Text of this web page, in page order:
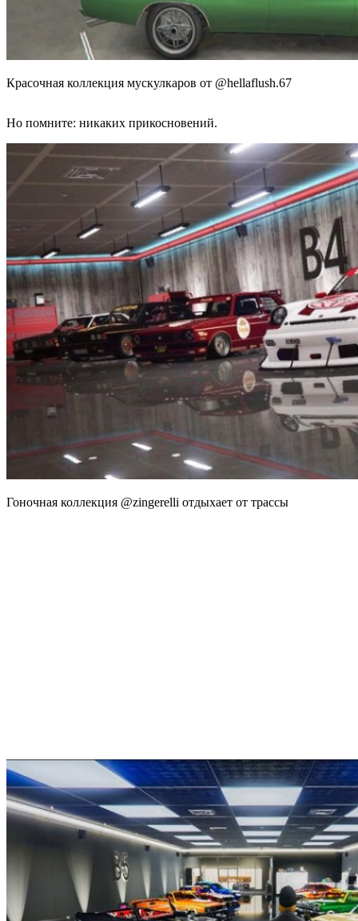
Красочная коллекция мускулкаров от @hellaflush.67
Но помните: никаких прикосновений.
Гоночная коллекция @zingerelli отдыхает от трассы